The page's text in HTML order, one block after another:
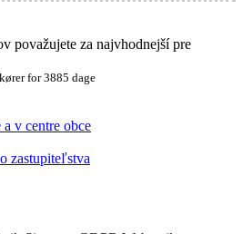
považujete za najvhodnejší pre
for 3885 dage
v centre obce
zastupiteľstva